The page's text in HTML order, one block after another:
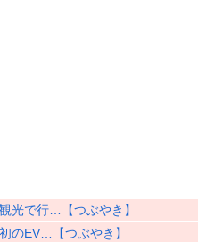
光で行…【つぶやき】
のEV…【つぶやき】